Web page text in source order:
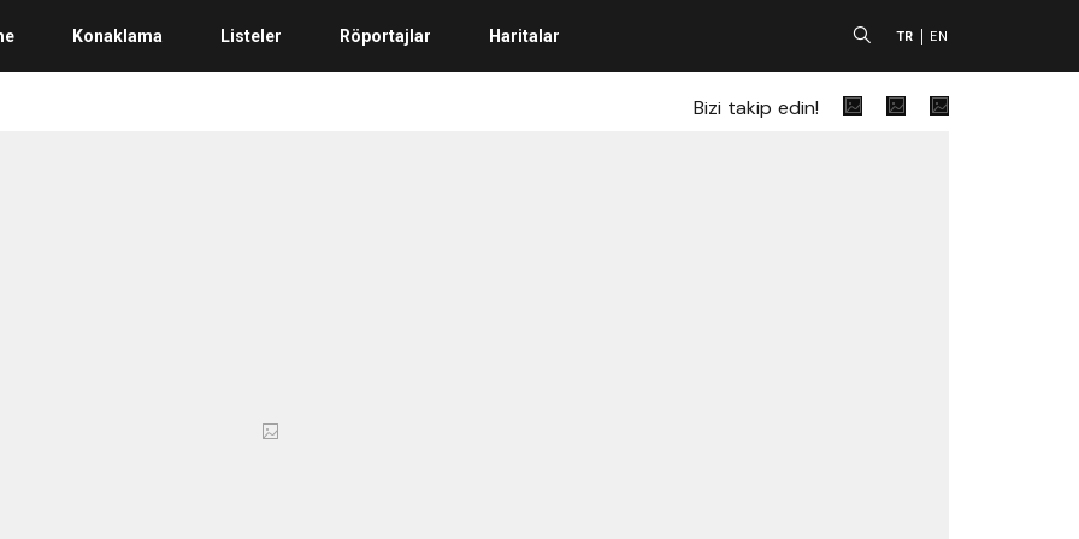
Konaklama Listeler Röportajlar Haritalar A TR EN
Bizi takip edin!